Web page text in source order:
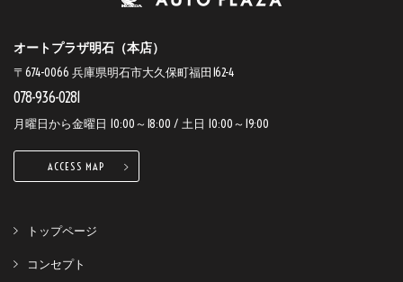
オートプラザ明石（本店）
〒674-0066 兵庫県明石市大久保町福田162-4
078-936-0281
月曜日から金曜日 10:00～18:00 / 土日 10:00～19:00
ACCESS MAP
トップページ
コンセプト